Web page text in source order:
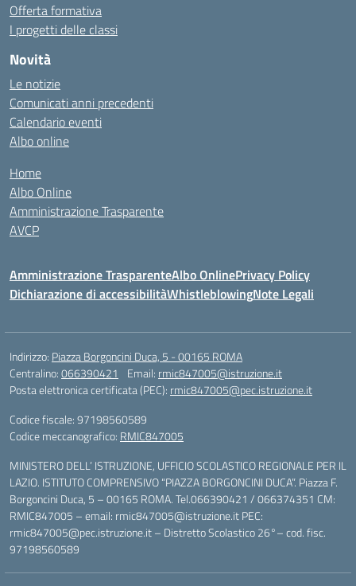
Offerta formativa
I progetti delle classi
Novità
Le notizie
Comunicati anni precedenti
Calendario eventi
Albo online
Home
Albo Online
Amministrazione Trasparente
AVCP
Amministrazione TrasparenteAlbo OnlinePrivacy Policy
Dichiarazione di accessibilitàWhistleblowingNote Legali
Indirizzo: Piazza Borgoncini Duca, 5 - 00165 ROMA
Centralino:066390421 Email: rmic847005@istruzione.it
Posta elettronica certificata (PEC): rmic847005@pec.istruzione.it
Codice fiscale: 97198560589
Codice meccanografico: RMIC847005
MINISTERO DELL’ ISTRUZIONE, UFFICIO SCOLASTICO REGIONALE PER IL
LAZIO. ISTITUTO COMPRENSIVO “PIAZZA BORGONCINI DUCA”. Piazza F.
Borgoncini Duca, 5 – 00165 ROMA. Tel.066390421 / 066374351 CM:
RMIC847005 – email: rmic847005@istruzione.it PEC:
rmic847005@pec.istruzione.it – Distretto Scolastico 26°– cod. fisc.
97198560589